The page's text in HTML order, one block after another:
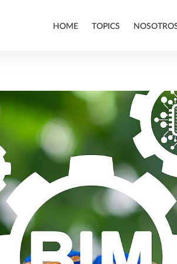
HOME TOPICS
ALLPLAN
BIM
EMPRESA